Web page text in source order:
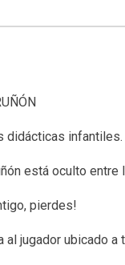
didácticas infantiles.
está oculto
pierdes!
al jugador ubicado